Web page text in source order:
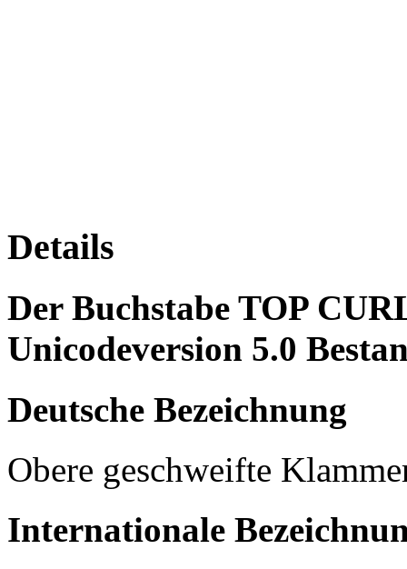
Details
Der Buchstabe TOP
Unicodeversion 5.0
Deutsche Bezeichnung
Obere geschweifte
Internationale